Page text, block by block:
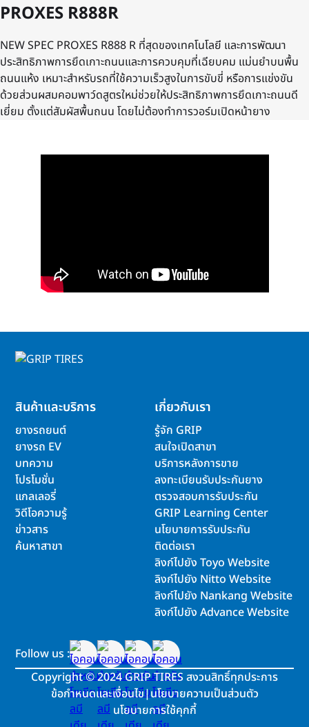
PROXES R888R
NEW SPEC PROXES R888 R ที่สุดของเทคโนโลยี และการพัฒนา
ประสิทธิภาพการยึดเกาะถนนและการควบคุมที่เฉียบคม แม่นยำบนพื้น
ถนนแห้ง เหมาะสำหรับรถที่ใช้ความเร็วสูงในการขับขี่ หรือการแข่งขัน
ด้วยส่วนผสมคอมพาว์ดสูตรใหม่ช่วยให้ประสิทธิภาพการยึดเกาะถนนดี
เยี่ยม ตั้งแต่สัมผัสพื้นถนน โดยไม่ต้องทำการวอร์มเปิดหน้ายาง
สินค้าและบริการ
ยางรถยนต์
ยางรถ EV
บทความ
โปรโมชั่น
แกลเลอรี่
วิดีโอความรู้
ข่าวสาร
ค้นหาสาขา
เกี่ยวกับเรา
รู้จัก GRIP
สนใจเปิดสาขา
บริการหลังการขาย
ลงทะเบียนรับประกันยาง
ตรวจสอบการรับประกัน
GRIP Learning Center
นโยบายการรับประกัน
ติดต่อเรา
ลิงก์ไปยัง Toyo Website
ลิงก์ไปยัง Nitto Website
ลิงก์ไปยัง Nankang Website
ลิงก์ไปยัง Advance Website
Follow us :
Copyright©2024 GRIP TIRES สงวนสิทธิ์ทุกประการ
ข้อกำหนดและเงื่อนไข|นโยบายความเป็นส่วนตัว
นโยบายการใช้คุกกี้